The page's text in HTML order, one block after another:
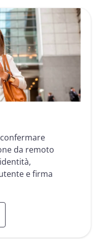
da remoto
e firma